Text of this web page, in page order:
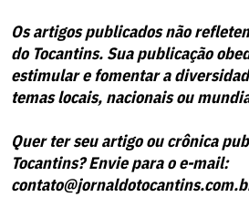
Os artigos publicados não
do Tocantins. Sua publicação
estimular e fomentar a
temas locais, nacionais ou
Quer ter seu artigo ou crônica
Tocantins? Envie para o e-mail: